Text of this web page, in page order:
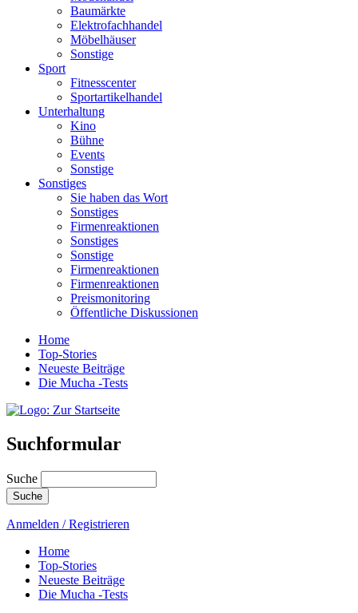
Baumärkte
Elektrofachhandel
Möbelhäuser
Sonstige
Sport
Fitnesscenter
Sportartikelhandel
Unterhaltung
Kino
Bühne
Events
Sonstige
Sonstiges
Sie haben das Wort
Sonstiges
Firmenreaktionen
Sonstiges
Sonstige
Firmenreaktionen
Firmenreaktionen
Preismonitoring
Öffentliche Diskussionen
Home
Top-Stories
Neueste Beiträge
Die Mucha -Tests
Suchformular
Suche
Anmelden / Registrieren
Home
Top-Stories
Neueste Beiträge
Die Mucha -Tests